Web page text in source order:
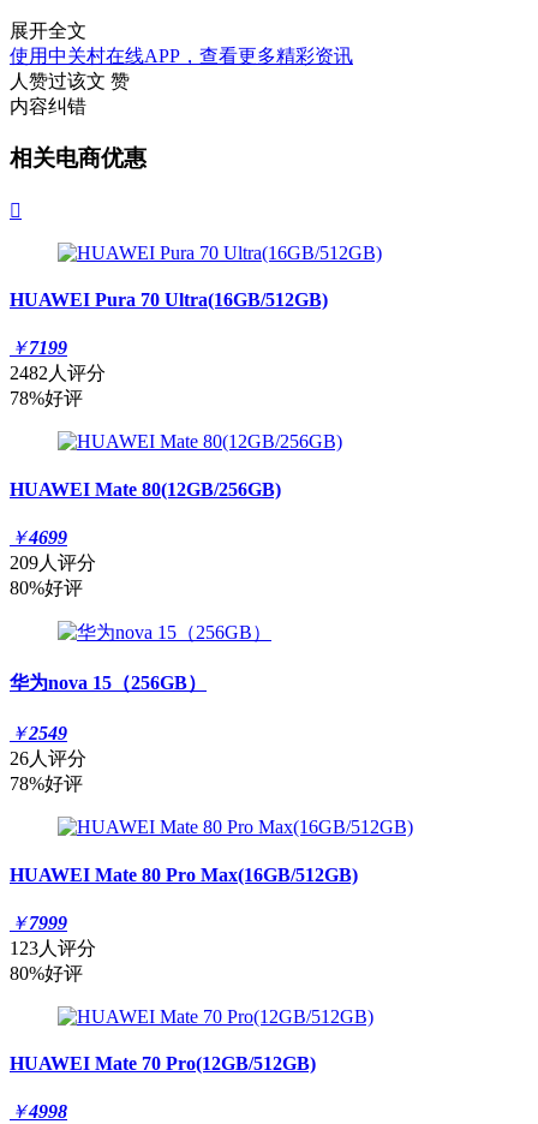
展开全文
使用中关村在线APP，查看更多精彩资讯
人赞过该文 赞
内容纠错
相关电商优惠

HUAWEI Pura 70 Ultra(16GB/512GB)
￥7199
2482人评分
78%好评
HUAWEI Mate 80(12GB/256GB)
￥4699
209人评分
80%好评
华为nova 15（256GB）
￥2549
26人评分
78%好评
HUAWEI Mate 80 Pro Max(16GB/512GB)
￥7999
123人评分
80%好评
HUAWEI Mate 70 Pro(12GB/512GB)
￥4998